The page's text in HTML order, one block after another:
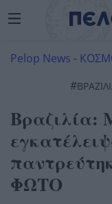
Pelop News -
#
Βραζιλία:
ΦΩΤΟ